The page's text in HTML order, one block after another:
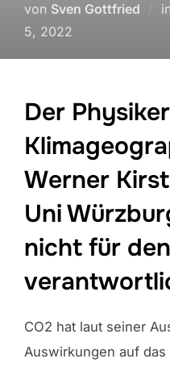
von Sven Gottfried in
5, 2022
Der
Werner
Uni
nicht für
CO2 hat laut seiner
Auswirkungen auf